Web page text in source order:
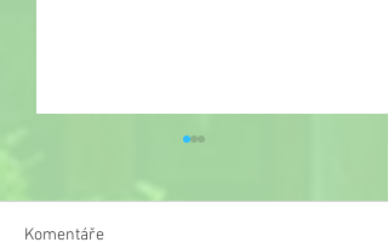
Komentáře